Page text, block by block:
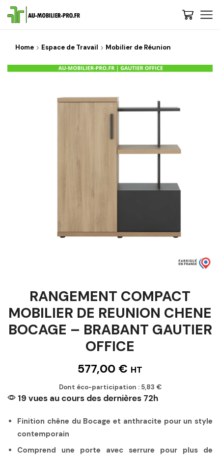
Home Espace de Travail Mobilier de Réunion
RANGEMENT COMPACT
MOBILIER DE REUNION CHENE
BOCAGE – BRABANT GAUTIER
OFFICE
577,00 € HT
Dont éco-participation : 5,83 €
19 vues au cours des dernières 72h
Finition chêne du Bocage et anthracite pour un style
contemporain
Comprend une porte avec serrure pour plus de